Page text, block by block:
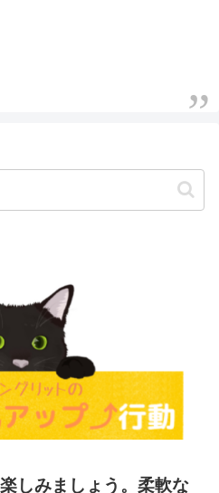
しみましょう。柔軟な